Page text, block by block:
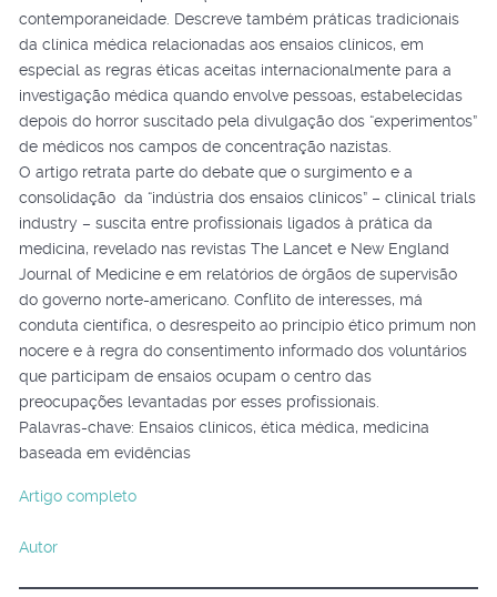
contemporaneidade. Descreve também práticas tradicionais
da clínica médica relacionadas aos ensaios clínicos, em
especial as regras éticas aceitas internacionalmente para a
investigação médica quando envolve pessoas, estabelecidas
depois do horror suscitado pela divulgação dos “experimentos”
de médicos nos campos de concentração nazistas.
O artigo retrata parte do debate que o surgimento e a
consolidação da “indústria dos ensaios clínicos” – clinical trials
industry – suscita entre profissionais ligados à prática da
medicina, revelado nas revistas The Lancet e New England
Journal of Medicine e em relatórios de órgãos de supervisão
do governo norte-americano. Conflito de interesses, má
conduta científica, o desrespeito ao princípio ético primum non
nocere e à regra do consentimento informado dos voluntários
que participam de ensaios ocupam o centro das
preocupações levantadas por esses profissionais.
Palavras-chave: Ensaios clínicos, ética médica, medicina
baseada em evidências
Artigo completo
Autor